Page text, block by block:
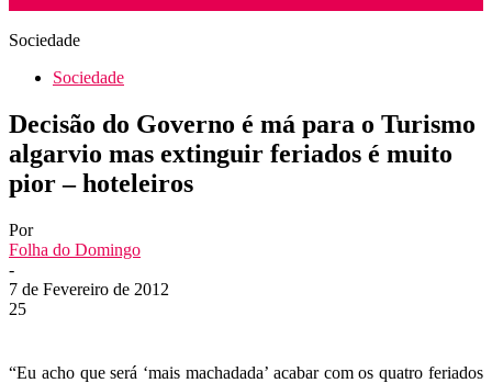
Sociedade
Sociedade
Decisão do Governo é má para o Turismo
algarvio mas extinguir feriados é muito
pior – hoteleiros
Por
Folha do Domingo
-
7 de Fevereiro de 2012
25
“Eu acho que será ‘mais machadada’ acabar com os quatro feriados